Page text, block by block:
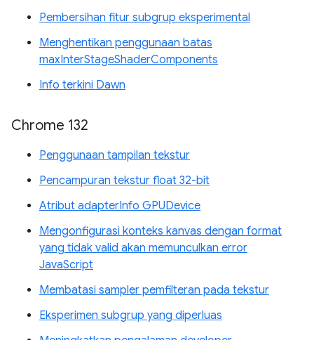
Pembersihan fitur subgrup eksperimental
Menghentikan penggunaan batas
maxInterStageShaderComponents
Info terkini Dawn
Chrome 132
Penggunaan tampilan tekstur
Pencampuran tekstur float 32-bit
Atribut adapterInfo GPUDevice
Mengonfigurasi konteks kanvas dengan format
yang tidak valid akan memunculkan error
JavaScript
Membatasi sampler pemfilteran pada tekstur
Eksperimen subgrup yang diperluas